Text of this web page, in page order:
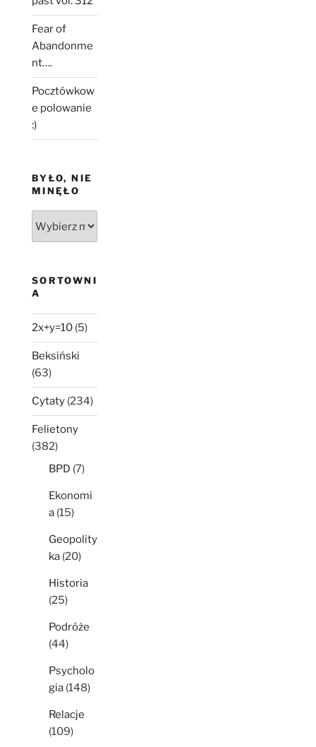
Fear of
Abandonme
nt….
Pocztówkow
e polowanie
:)
BYŁO, NIE
MINĘŁO
SORTOWNI
A
2x+y=10 (5)
Beksiński
(63)
Cytaty (234)
Felietony
(382)
BPD (7)
Ekonomi
a (15)
Geopolity
ka (20)
Historia
(25)
Podróże
(44)
Psycholo
gia (148)
Relacje
(109)